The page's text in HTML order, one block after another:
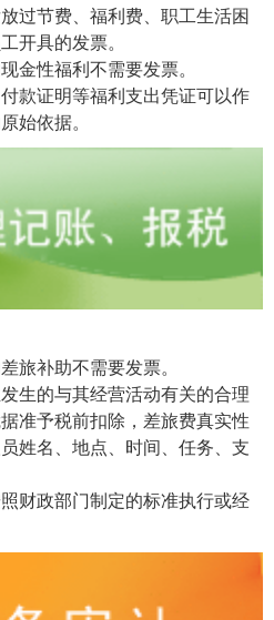
过节费、福利费、职工生活困
开具的发票。
金性福利不需要发票。
款证明等福利支出凭证可以作
始依据。
旅补助不需要发票。
生的与其经营活动有关的合理
准予税前扣除，差旅费真实性
姓名、地点、时间、任务、支
财政部门制定的标准执行或经